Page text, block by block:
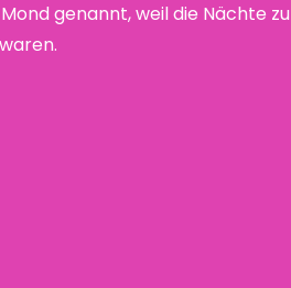
genannt, weil die Nächte zu